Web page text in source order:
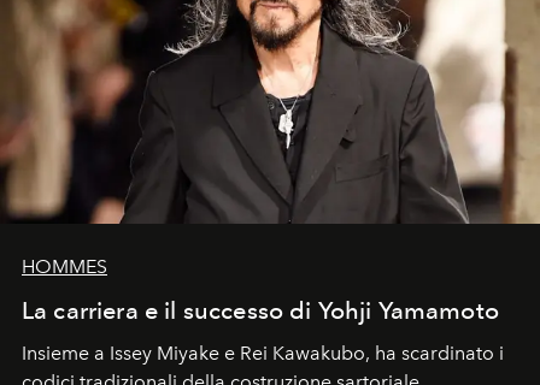
HOMMES
La carriera e il successo di Yohji Yamamoto
Insieme a Issey Miyake e Rei Kawakubo, ha scardinato i